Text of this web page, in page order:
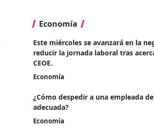
Economía
Este miércoles se avanzará en la
reducir la jornada laboral tras
CEOE.
Economía
¿Cómo despedir a una empleada
adecuada?
Economía